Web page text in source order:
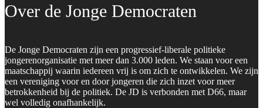
Over de Jonge Democraten
De Jonge Democraten zijn een progressief-liberale politieke
jongerenorganisatie met meer dan 3.000 leden. We staan voor een
maatschappij waarin iedereen vrij is om zich te ontwikkelen. We zijn
een vereniging voor en door jongeren die zich inzet voor meer
betrokkenheid bij de politiek. De JD is verbonden met D66, maar
wel volledig onafhankelijk.